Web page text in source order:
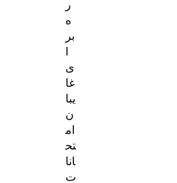
ر
ه
بر
ا
ی
غا
یبا
ن
ام
تح
انا
ت